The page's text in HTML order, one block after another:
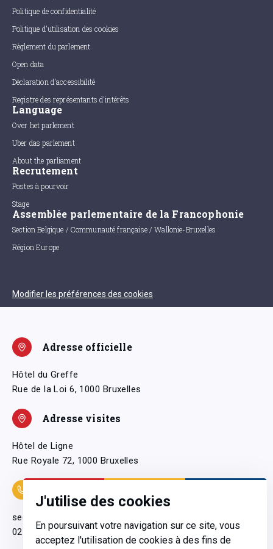
J'utilise des cookies
En poursuivant votre navigation sur ce site, vous
acceptez l'utilisation de cookies à des fins de
Politique de confidentialité
Politique d'utilisation des cookies
Règlement du parlement
Open data
Déclaration d'accessibilité
Registre des représentants d'intérêts
Language
Over het parlement
Uber das parlement
About the parliament
Recrutement
Postes à pourvoir
Stage
Assemblée parlementaire de la Francophonie
Section Belgique / Communauté française / Wallonie-Bruxelles
Région Europe
Modifier les préférences des cookies
Adresse officielle
Hôtel du Greffe
Rue de la Loi 6, 1000 Bruxelles
Adresse visites
Hôtel de Ligne
Rue Royale 72, 1000 Bruxelles
secretariatgeneral@pfwb.be
02 506 38 11